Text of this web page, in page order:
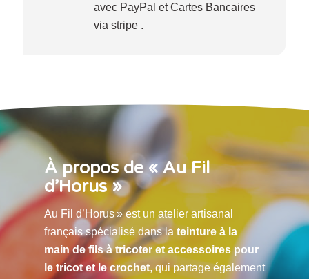
avec PayPal et Cartes Bancaires
via stripe .
À propos de « Au Fil
d’Horus »
Au Fil d’Horus » est un atelier artisanal
français spécialisé dans la teinture à la
main de fils à tricoter et accessoires pour
le tricot et le crochet, qui partage également